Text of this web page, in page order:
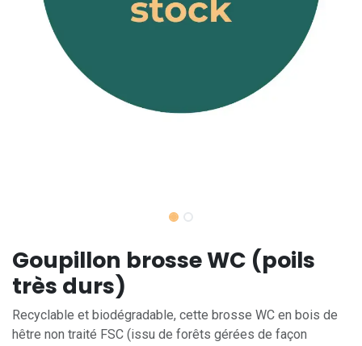
Goupillon brosse WC (poils
très durs)
Recyclable et biodégradable, cette brosse WC en bois de
hêtre non traité FSC (issu de forêts gérées de façon